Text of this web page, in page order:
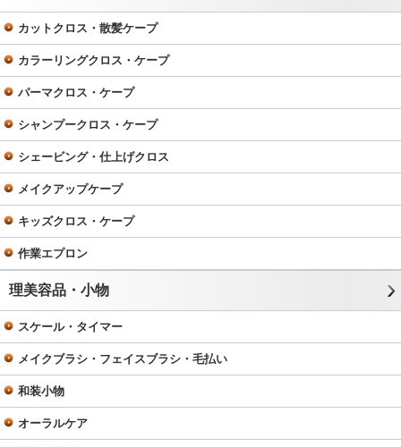
カットクロス・散髪ケープ
カラーリングクロス・ケープ
パーマクロス・ケープ
シャンプークロス・ケープ
シェービング・仕上げクロス
メイクアップケープ
キッズクロス・ケープ
作業エプロン
理美容品・小物
スケール・タイマー
メイクブラシ・フェイスブラシ・毛払い
和装小物
オーラルケア